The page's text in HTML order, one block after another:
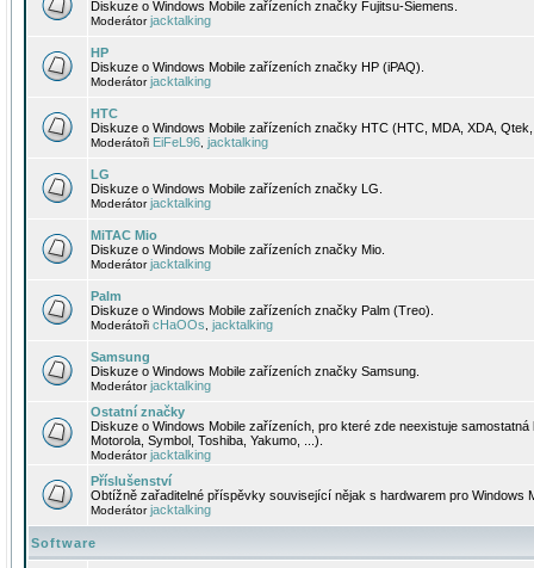
Diskuze o Windows Mobile zařízeních značky Fujitsu-Siemens.
Moderátorjacktalking
HP
Diskuze o Windows Mobile zařízeních značky HP (iPAQ).
Moderátorjacktalking
HTC
Diskuze o Windows Mobile zařízeních značky HTC (HTC, MDA, XDA,
Moderátoři EiFeL96 jacktalking
LG
Diskuze o Windows Mobile zařízeních značky LG.
Moderátorjacktalking
MiTAC Mio
Diskuze o Windows Mobile zařízeních značky Mio.
Moderátorjacktalking
Palm
Diskuze o Windows Mobile zařízeních značky Palm (Treo).
Moderátoři cHaOOs jacktalking
Samsung
Diskuze o Windows Mobile zařízeních značky Samsung.
Moderátorjacktalking
Ostatní značky
Diskuze o Windows Mobile zařízeních, pro které zde neexistuje
Motorola, Symbol, Toshiba, Yakumo, ...).
Moderátorjacktalking
Příslušenství
Obtížně zařaditelné příspěvky související nějak s hardwarem pro Windows
Moderátorjacktalking
Software